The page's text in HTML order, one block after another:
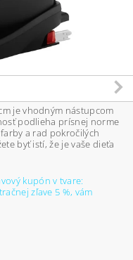
je vhodným nástupcom
podlieha prísnej norme
a rad pokročilých
byť istí, že je vaše dieťa
kupón v tvare:
zľave 5 %, vám